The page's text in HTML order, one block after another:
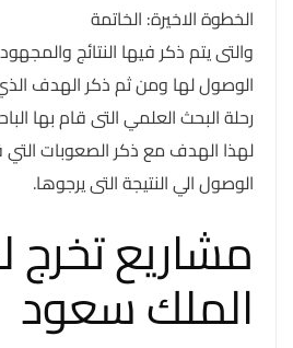
الخطوة الاخيرة: الخاتمة
والتى يتم ذكر فيها النتائج
الوصول لها ومن ثم ذكر الهدف
رحلة البحث العلمي التى قام بها
لهذا الهدف مع ذكر الصعوبات
الوصول الي النتيجة التى يرجوها.
مشاريع تخرج
الملك سعود